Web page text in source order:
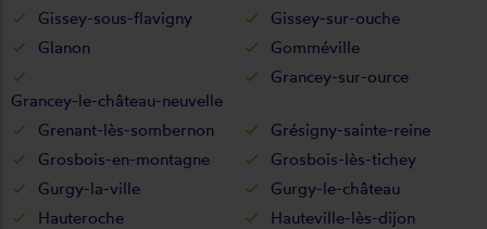
Gissey-sous-flavigny
Gissey-sur-ouche
Glanon
Gomméville
Grancey-le-château-neuvelle
Grancey-sur-ource
Grenant-lès-sombernon
Grésigny-sainte-reine
Grosbois-en-montagne
Grosbois-lès-tichey
Gurgy-la-ville
Gurgy-le-château
Hauteroche
Hauteville-lès-dijon